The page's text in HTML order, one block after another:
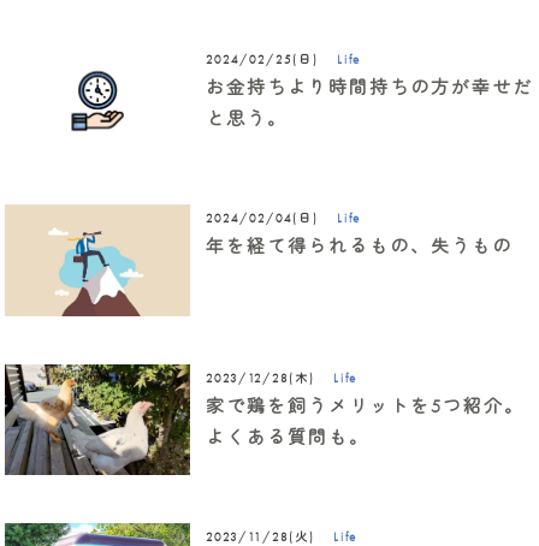
2024/02/25(日) Life
お金持ちより時間持ちの方が幸せだ
と思う。
2024/02/04(日) Life
年を経て得られるもの、失うもの
2023/12/28(木) Life
家で鶏を飼うメリットを5つ紹介。
よくある質問も。
2023/11/28(火) Life